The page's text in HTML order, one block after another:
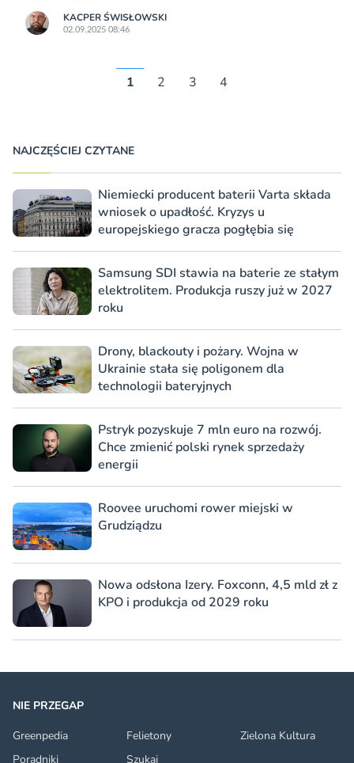
KACPER ŚWISŁO­WSKI
02.09.2025 08:46
1 2 3 4
NAJCZĘŚCIEJ CZYTANE
Niemiecki producent baterii Varta składa
wniosek o upadłość. Kryzys u
europejskiego gracza pogłębia się
Samsung SDI stawia na baterie ze stałym
elektrolitem. Produkcja ruszy już w 2027
roku
Drony, blackouty i pożary. Wojna w
Ukrainie stała się poligonem dla
technologii bateryjnych
Pstryk pozyskuje 7 mln euro na rozwój.
Chce zmienić polski rynek sprzedaży
energii
Roovee uruchomi rower miejski w
Grudziądzu
Nowa odsłona Izery. Foxconn, 4,5 mld zł z
KPO i produkcja od 2029 roku
NIE PRZEGAP
Greenpedia
Felietony
Zielona Kultura
Poradniki
Szukaj